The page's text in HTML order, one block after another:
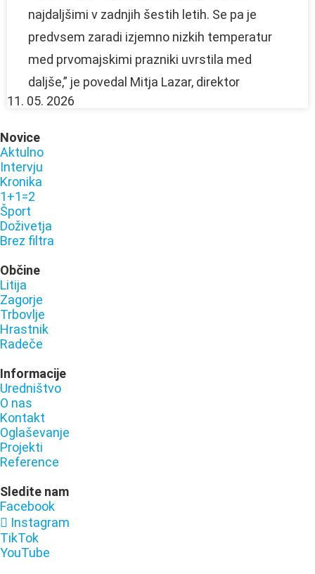
najdaljšimi v zadnjih šestih letih. Se pa je
predvsem zaradi izjemno nizkih temperatur
med prvomajskimi prazniki uvrstila med
daljše,” je povedal Mitja Lazar, direktor
11. 05. 2026
Novice
Aktulno
Intervju
Kronika
1+1=2
Šport
Doživetja
Brez filtra
Občine
Litija
Zagorje
Trbovlje
Hrastnik
Radeče
Informacije
Uredništvo
O nas
Kontakt
Oglaševanje
Projekti
Reference
Sledite nam
Facebook
Instagram
TikTok
YouTube